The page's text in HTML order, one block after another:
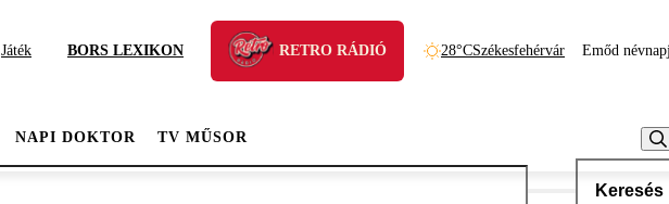
Játék BORS LEXIKON RETRO RÁDIÓ 28°CSzékesfehérvár Emőd
NAPI DOKTOR TV MŰSOR
Keresés